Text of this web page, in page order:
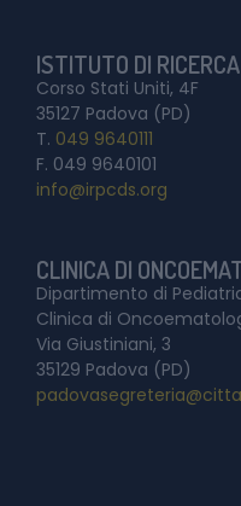
ISTITUTO DI
Corso Stati Uniti, 4F
35127 Padova (PD)
T. 049 9640111
F. 049 9640101
info@irpcds.org
CLINICA DI
Dipartimento di
Clinica di
Via Giustiniani, 3
35129 Padova (PD)